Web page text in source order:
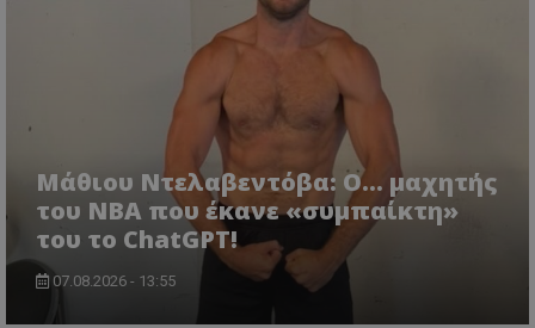
Μάθιου Ντελαβεντόβα: Ο… μαχητής
του NBA που έκανε «συμπαίκτη»
του το ChatGPT!
07.08.2026 - 13:55